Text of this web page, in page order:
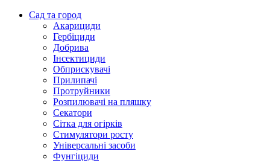
Сад та город
Акарициди
Гербіциди
Добрива
Інсектициди
Обприскувачі
Прилипачі
Протруйники
Розпилювачі на пляшку
Секатори
Сітка для огірків
Стимулятори росту
Універсальні засоби
Фунгіциди